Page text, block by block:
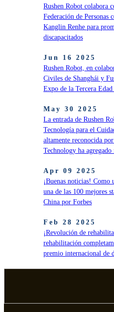
Rushen Robot colabora
Federación de Personas
Kanglin Renhe para
discapacitados
Jun 16 2025
Rushen Robot, en
Civiles de Shanghái y
Expo de la Tercera
May 30 2025
La entrada de Rushen
Tecnología para el
altamente reconocida
Technology ha
Apr 09 2025
¡Buenas noticias! Como
una de las 100 mejores
China por Forbes
Feb 28 2025
¡Revolución de
rehabilitación
premio internacional de